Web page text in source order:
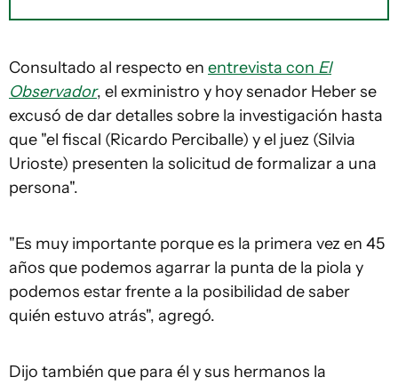
Consultado al respecto en entrevista con El
Observador, el exministro y hoy senador Heber se
excusó de dar detalles sobre la investigación hasta
que "el fiscal (Ricardo Perciballe) y el juez (Silvia
Urioste) presenten la solicitud de formalizar a una
persona".
"Es muy importante porque es la primera vez en 45
años que podemos agarrar la punta de la piola y
podemos estar frente a la posibilidad de saber
quién estuvo atrás", agregó.
Dijo también que para él y sus hermanos la